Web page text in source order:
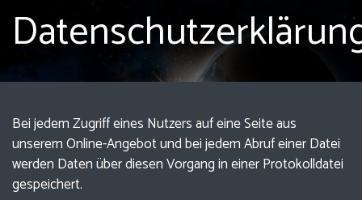
Bei jedem Zugriff eines Nutzers auf eine Seite aus
unserem Online-Angebot und bei jedem Abruf einer Datei
werden Daten über diesen Vorgang in einer Protokolldatei
gespeichert.